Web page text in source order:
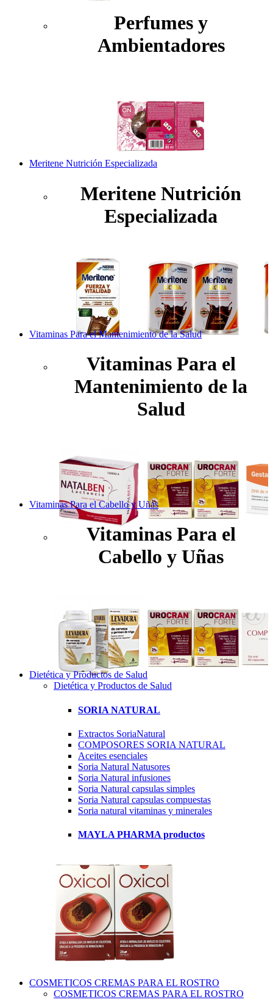
Perfumes y
Ambientadores
Meritene Nutrición Especializada
Meritene Nutrición
Especializada
Vitaminas Para el Mantenimiento de la Salud
Vitaminas Para el
Mantenimiento de la
Salud
Vitaminas Para el Cabello y Uñas
Vitaminas Para el
Cabello y Uñas
Dietética y Productos de Salud
Dietética y Productos de Salud
SORIA NATURAL
Extractos SoriaNatural
COMPOSORES SORIA NATURAL
Aceites esenciales
Soria Natural Natusores
Soria Natural infusiones
Soria Natural capsulas simples
Soria Natural capsulas compuestas
Soria natural vitaminas y minerales
MAYLA PHARMA productos
COSMETICOS CREMAS PARA EL ROSTRO
COSMETICOS CREMAS PARA EL ROSTRO